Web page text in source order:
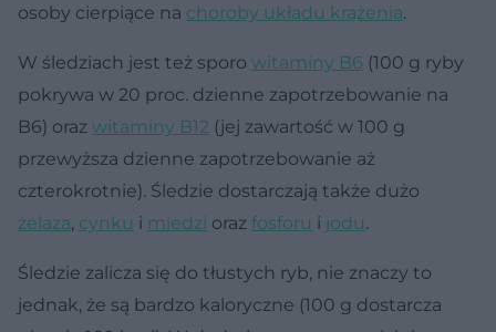
osoby cierpiące na choroby układu krążenia.
W śledziach jest też sporo witaminy B6 (100 g ryby
pokrywa w 20 proc. dzienne zapotrzebowanie na
B6) oraz witaminy B12 (jej zawartość w 100 g
przewyższa dzienne zapotrzebowanie aż
czterokrotnie). Śledzie dostarczają także dużo
żelaza, cynku i miedzi oraz fosforu i jodu.
Śledzie zalicza się do tłustych ryb, nie znaczy to
jednak, że są bardzo kaloryczne (100 g dostarcza